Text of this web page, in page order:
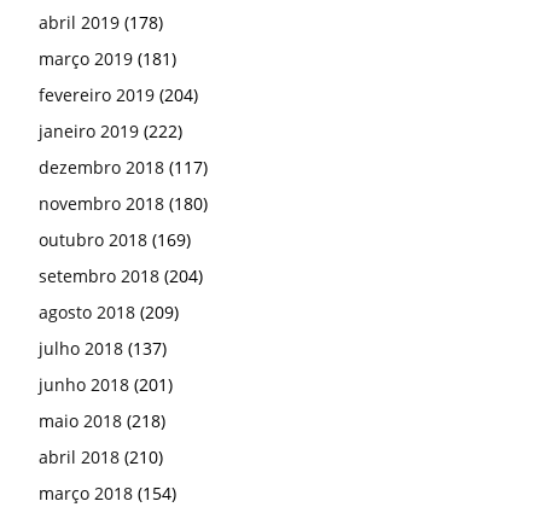
abril 2019 (178)
março 2019 (181)
fevereiro 2019 (204)
janeiro 2019 (222)
dezembro 2018 (117)
novembro 2018 (180)
outubro 2018 (169)
setembro 2018 (204)
agosto 2018 (209)
julho 2018 (137)
junho 2018 (201)
maio 2018 (218)
abril 2018 (210)
março 2018 (154)